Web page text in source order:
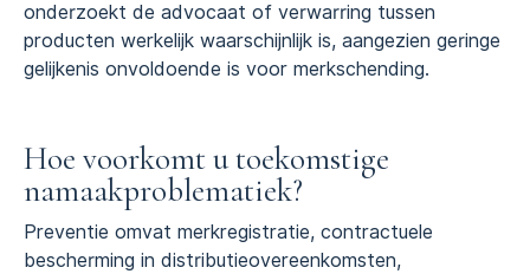
onderzoekt de advocaat of verwarring tussen
producten werkelijk waarschijnlijk is, aangezien geringe
gelijkenis onvoldoende is voor merkschending.
Hoe voorkomt u toekomstige
namaakproblematiek?
Preventie omvat merkregistratie, contractuele
bescherming in distributieovereenkomsten,